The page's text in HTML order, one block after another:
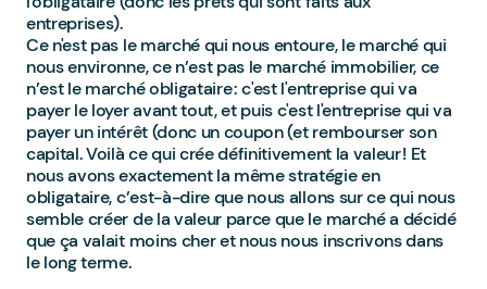
entreprises).
Ce n'est pas le marché qui nous entoure, le marché qui
nous environne, ce n’est pas le marché immobilier, ce
n’est le marché obligataire : c'est l'entreprise qui va
payer le loyer avant tout, et puis c'est l'entreprise qui va
payer un intérêt (donc un coupon (et rembourser son
capital. Voilà ce qui crée définitivement la valeur ! Et
nous avons exactement la même stratégie en
obligataire, c’est-à-dire que nous allons sur ce qui nous
semble créer de la valeur parce que le marché a décidé
que ça valait moins cher et nous nous inscrivons dans
le long terme.